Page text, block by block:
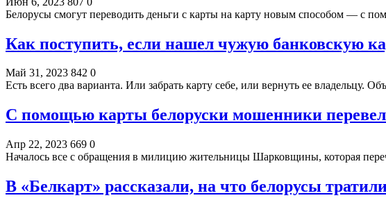
Белорусы смогут переводить деньги с карты на карту новым способом — с
Как поступить, если нашел чужую банковскую
Май 31, 2023 842 0
Есть всего два варианта. Или забрать карту себе, или вернуть ее владельцу.
С помощью карты белоруски мошенники
Апр 22, 2023 669 0
Началось все с обращения в милицию жительницы Шарковщины, которая
В «Белкарт» рассказали, на что белорусы